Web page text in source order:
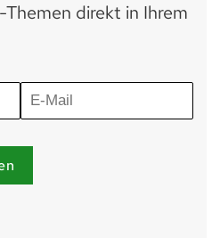
direkt in Ihrem